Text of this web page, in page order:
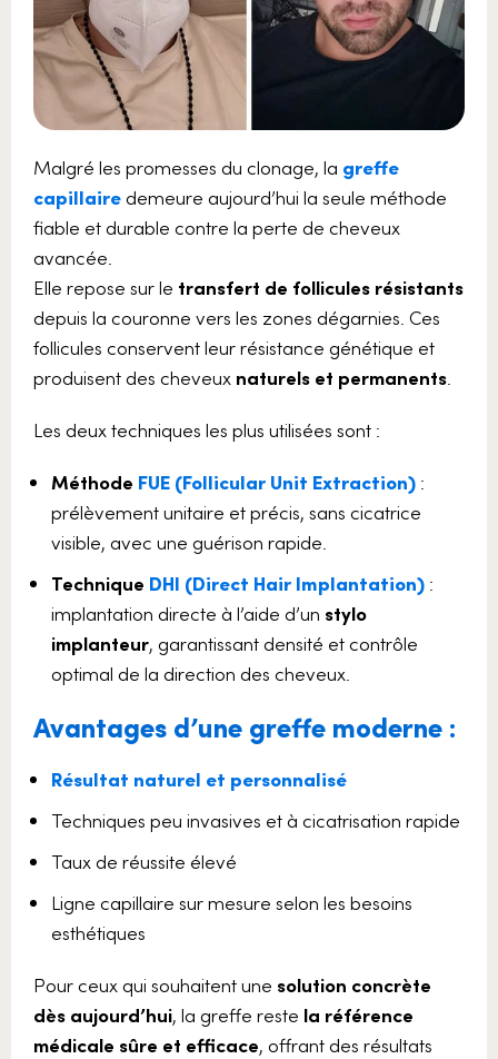
Malgré les promesses du clonage, la greffe
capillairedemeure aujourd’hui la seule méthode
fiable et durable contre la perte de cheveux
avancée.
Elle repose sur le transfert de follicules résistants
depuis la couronne vers les zones dégarnies. Ces
follicules conservent leur résistance génétique et
produisent des cheveux naturels et permanents
Les deux techniques les plus utilisées sont :
Méthode FUE (Follicular Unit Extraction) :
prélèvement unitaire et précis, sans cicatrice
visible, avec une guérison rapide.
Technique DHI (Direct Hair Implantation) :
implantation directe à l’aide d’un stylo
implanteur, garantissant densité et contrôle
optimal de la direction des cheveux.
Avantages d’une greffe moderne :
Résultat naturel et personnalisé
Techniques peu invasives et à cicatrisation rapide
Taux de réussite élevé
Ligne capillaire sur mesure selon les besoins
esthétiques
Pour ceux qui souhaitent une solution concrète
dès aujourd’hui, la greffe reste la référence
médicale sûre et efficace, offrant des résultats